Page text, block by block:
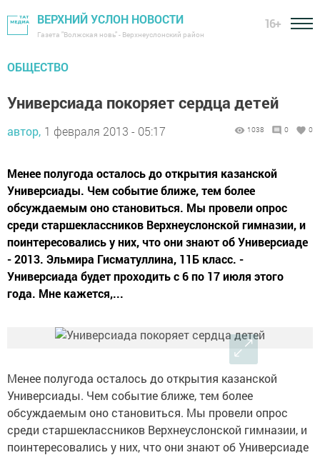
ВЕРХНИЙ УСЛОН НОВОСТИ
Газета "Волжская новь" - Верхнеуслонский район
16+
ОБЩЕСТВО
Универсиада покоряет сердца детей
автор, 1 февраля 2013 - 05:17 1038 0 0
Менее полугода осталось до открытия казанской
Универсиады. Чем событие ближе, тем более
обсуждаемым оно становиться. Мы провели опрос
среди старшеклассников Верхнеуслонской гимназии, и
поинтересовались у них, что они знают об Универсиаде
- 2013. Эльмира Гисматуллина, 11Б класс. -
Универсиада будет проходить с 6 по 17 июля этого
года. Мне кажется,...
Менее полугода осталось до открытия казанской
Универсиады. Чем событие ближе, тем более
обсуждаемым оно становиться. Мы провели опрос
среди старшеклассников Верхнеуслонской гимназии, и
поинтересовались у них, что они знают об Универсиаде